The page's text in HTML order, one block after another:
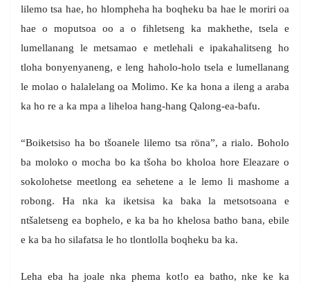
lilemo tsa hae, ho hlompheha ha boqheku ba hae le moriri oa
hae o moputsoa oo a o fihletseng ka makhethe, tsela e
lumellanang le metsamao e metlehali e ipakahalitseng ho
tloha bonyenyaneng, e leng haholo-holo tsela e lumellanang
le molao o halalelang oa Molimo. Ke ka hona a ileng a araba
ka ho re a ka mpa a liheloa hang-hang Qalong-ea-bafu.
“Boiketsiso ha bo tšoanele lilemo tsa röna”, a rialo. Boholo
ba moloko o mocha bo ka tšoha bo kholoa hore Eleazare o
sokolohetse meetlong ea sehetene a le lemo li mashome a
robong. Ha nka ka iketsisa ka baka la metsotsoana e
ntšaletseng ea bophelo, e ka ba ho khelosa batho bana, ebile
e ka ba ho silafatsa le ho tlontlolla boqheku ba ka.
Leha eba ha joale nka phema kot!o ea batho, nke ke ka